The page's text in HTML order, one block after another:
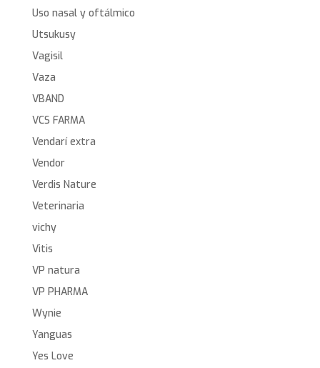
Uso nasal y oftálmico
Utsukusy
Vagisil
Vaza
VBAND
VCS FARMA
Vendarí extra
Vendor
Verdis Nature
Veterinaria
vichy
Vitis
VP natura
VP PHARMA
Wynie
Yanguas
Yes Love